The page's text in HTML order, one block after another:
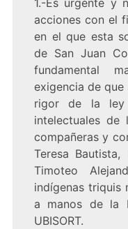
1.-Es urgente y
acciones con el
en el que esta
de San Juan
fundamental
exigencia de
rigor de la ley
intelectuales
compañeras y
Teresa
Timoteo
indígenas triquis
a manos de la
UBISORT.